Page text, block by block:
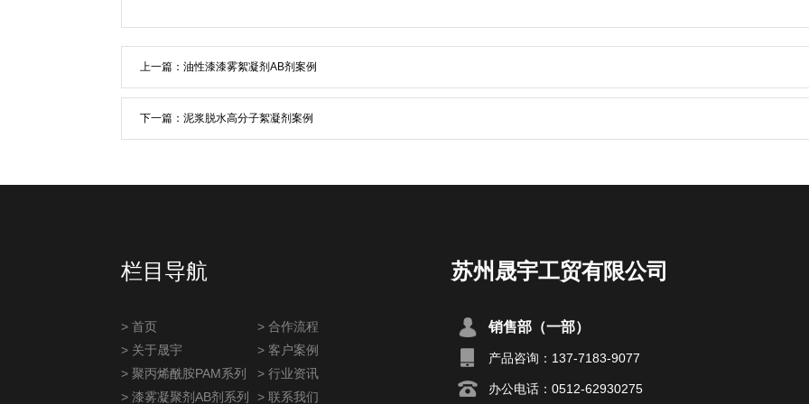
上一篇：油性漆漆雾絮凝剂AB剂案例
下一篇：泥浆脱水高分子絮凝剂案例
栏目导航
> 首页
> 合作流程
> 关于晟宇
> 客户案例
> 聚丙烯酰胺PAM系列
> 行业资讯
> 漆雾凝聚剂AB剂系列
> 联系我们
苏州晟宇工贸有限公司
销售部（一部）
产品咨询：137-7183-9077
办公电话：0512-62930275